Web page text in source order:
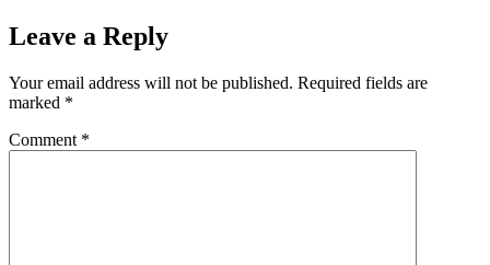
Leave a Reply
Your email address will not be published. Required fields are
marked *
Comment *